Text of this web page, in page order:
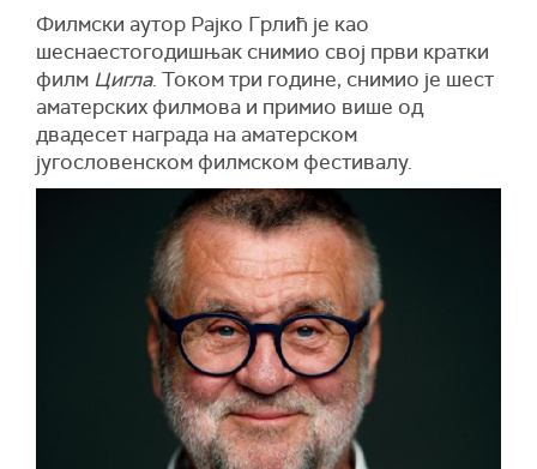
Филмски аутор Рајко Грлић је као
шеснаестогодишњак снимио свој први кратки
филм Цигла. Током три године, снимио је шест
аматерских филмова и примио више од
двадесет награда на аматерском
југословенском филмском фестивалу.